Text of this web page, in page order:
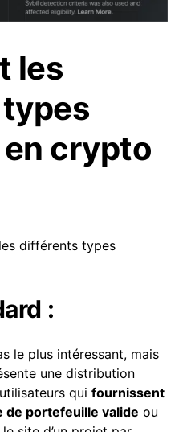
les
en crypto
différents types
:
le plus intéressant, mais
une distribution
qui fournissent
de portefeuille valide ou